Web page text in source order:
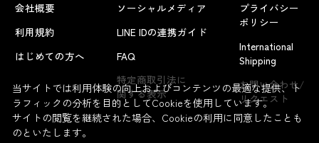
会社概要
利用規約
はじめての方へ
ソーシャルメディア
LINE IDの連携ガイド
FAQ
特定商取引法に
関する表示
プライバシー
ポリシー
International
Shipping
お問い合わせ/
リクエスト
当サイトでは利用体験の向上およびコンテンツの最適な提供、ト
ラフィックの分析を目的としてCookieを使用しています。
サイトの閲覧を継続された場合、Cookieの利用に同意したことも
のといたします。